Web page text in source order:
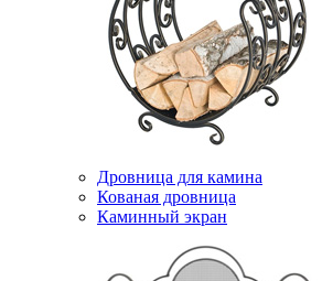
Дровница для камина
Кованая дровница
Каминный экран